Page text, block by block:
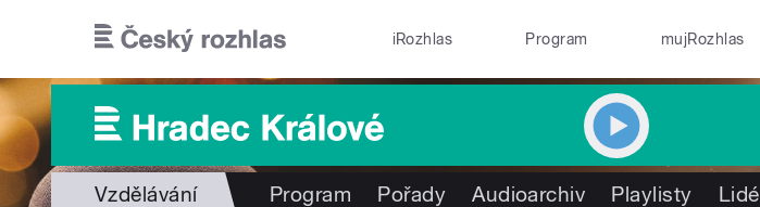
iRozhlas Program mujRozhlas
Vzdělávání Program Pořady Audioarchiv Playlisty Lidé